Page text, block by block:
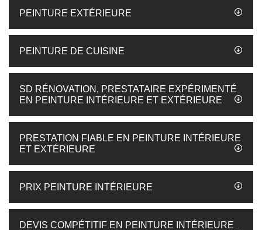
PEINTURE EXTÉRIEURE
PEINTURE DE CUISINE
SD RÉNOVATION, PRESTATAIRE EXPÉRIMENTÉ
EN PEINTURE INTÉRIEURE ET EXTÉRIEURE
PRESTATION FIABLE EN PEINTURE INTÉRIEURE
ET EXTÉRIEURE
PRIX PEINTURE INTÉRIEURE
DEVIS COMPÉTITIF EN PEINTURE INTÉRIEURE